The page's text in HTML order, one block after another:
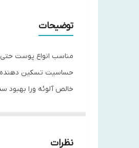
توضیحات
حساسیت تسکین دهنده
خالص آلوئه ورا بهبود
نظرات